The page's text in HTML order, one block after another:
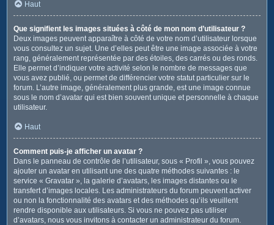
Haut
Que signifient les images situées à côté de mon nom d’utilisateur ?
Deux images peuvent apparaître à côté de votre nom d’utilisateur lorsque
vous consultez un sujet. Une d’elles peut être une image associée à votre
rang, généralement représentée par des étoiles, des carrés ou des ronds.
Elle permet d’indiquer votre activité selon le nombre de messages que
vous avez publié, ou permet de différencier votre statut particulier sur le
forum. L’autre image, généralement plus grande, est une image connue
sous le nom d’avatar qui est bien souvent unique et personnelle à chaque
utilisateur.
Haut
Comment puis-je afficher un avatar ?
Dans le panneau de contrôle de l’utilisateur, sous « Profil », vous pouvez
ajouter un avatar en utilisant une des quatre méthodes suivantes : le
service « Gravatar », la galerie d’avatars, les images distantes ou le
transfert d’images locales. Les administrateurs du forum peuvent activer
ou non la fonctionnalité des avatars et des méthodes qu’ils veuillent
rendre disponible aux utilisateurs. Si vous ne pouvez pas utiliser
d’avatars, nous vous invitons à contacter un administrateur du forum.